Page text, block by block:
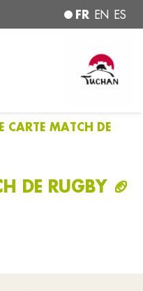
FR EN ES
CARTE MATCH DE
DE RUGBY 🏈